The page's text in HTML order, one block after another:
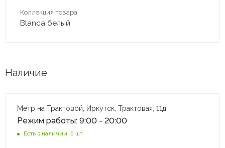
Коллекция товара
Blanca белый
Наличие
Метр на Трактовой, Иркутск, Трактовая, 11д
Режим работы: 9:00 - 20:00
Есть в наличии: 5 шт